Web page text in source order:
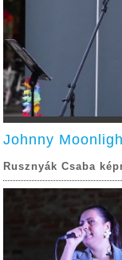
Johnny
Rusznyák Csaba